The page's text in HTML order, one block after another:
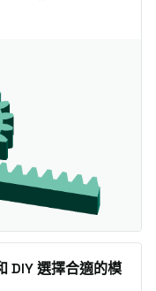
DIY 選擇合適的模